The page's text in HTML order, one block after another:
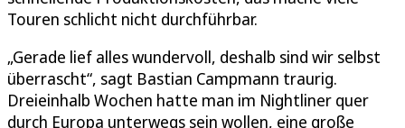
Touren schlicht nicht durchführbar.
„Gerade lief alles wundervoll, deshalb sind wir selbst
überrascht“, sagt Bastian Campmann traurig.
Dreieinhalb Wochen hatte man im Nightliner quer
durch Europa unterwegs sein wollen, eine große